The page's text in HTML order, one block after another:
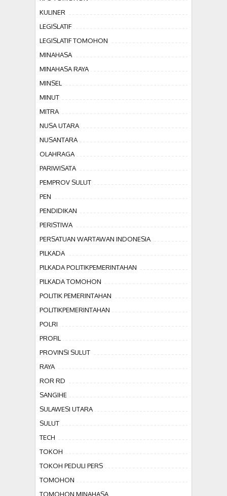
KULINER
LEGISLATIF
LEGISLATIF TOMOHON
MINAHASA
MINAHASA RAYA
MINSEL
MINUT
MITRA
NUSA UTARA
NUSANTARA
OLAHRAGA
PARIWISATA
PEMPROV SULUT
PEN
PENDIDIKAN
PERISTIWA
PERSATUAN WARTAWAN INDONESIA
PILKADA
PILKADA POLITIKPEMERINTAHAN
PILKADA TOMOHON
POLITIK PEMERINTAHAN
POLITIKPEMERINTAHAN
POLRI
PROFIL
PROVINSI SULUT
RAYA
ROR RD
SANGIHE
SULAWESI UTARA
SULUT
TECH
TOKOH
TOKOH PEDULI PERS
TOMOHON
TOMOHON MINAHASA